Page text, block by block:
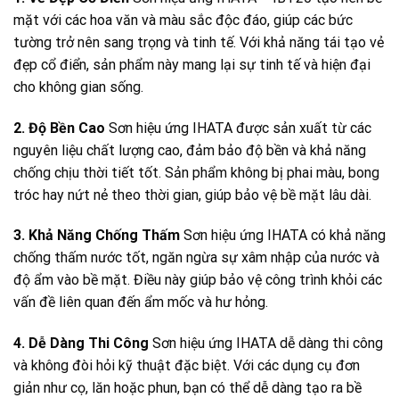
mặt với các hoa văn và màu sắc độc đáo, giúp các bức
tường trở nên sang trọng và tinh tế. Với khả năng tái tạo vẻ
đẹp cổ điển, sản phẩm này mang lại sự tinh tế và hiện đại
cho không gian sống.
2. Độ Bền Cao Sơn hiệu ứng IHATA được sản xuất từ các
nguyên liệu chất lượng cao, đảm bảo độ bền và khả năng
chống chịu thời tiết tốt. Sản phẩm không bị phai màu, bong
tróc hay nứt nẻ theo thời gian, giúp bảo vệ bề mặt lâu dài.
3. Khả Năng Chống Thấm Sơn hiệu ứng IHATA có khả năng
chống thấm nước tốt, ngăn ngừa sự xâm nhập của nước và
độ ẩm vào bề mặt. Điều này giúp bảo vệ công trình khỏi các
vấn đề liên quan đến ẩm mốc và hư hỏng.
4. Dễ Dàng Thi Công Sơn hiệu ứng IHATA dễ dàng thi công
và không đòi hỏi kỹ thuật đặc biệt. Với các dụng cụ đơn
giản như cọ, lăn hoặc phun, bạn có thể dễ dàng tạo ra bề